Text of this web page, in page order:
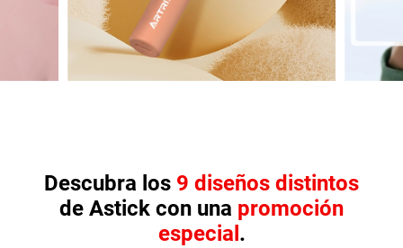
Descubra los 9 diseños distintos
de Astick con una promoción
especial .